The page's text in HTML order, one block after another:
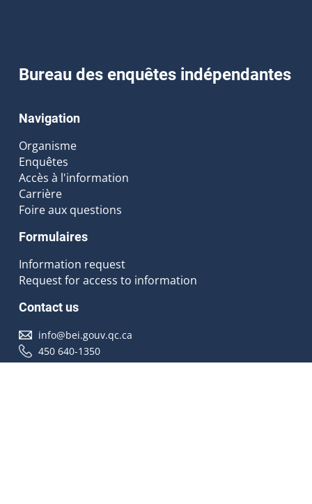
Bureau des enquêtes indépendantes
Navigation
Organisme
Enquêtes
Accès à l'information
Carrière
Foire aux questions
Formulaires
Information request
Request for access to information
Contact us
info@bei.gouv.qc.ca
450 640-1350